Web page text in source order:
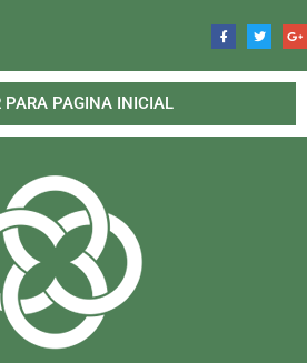
PARA PAGINA INICIAL